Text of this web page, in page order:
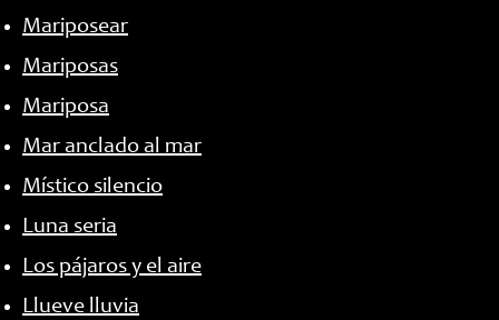
Mariposear
Mariposas
Mariposa
Mar anclado al mar
Místico silencio
Luna seria
Los pájaros y el aire
Llueve lluvia